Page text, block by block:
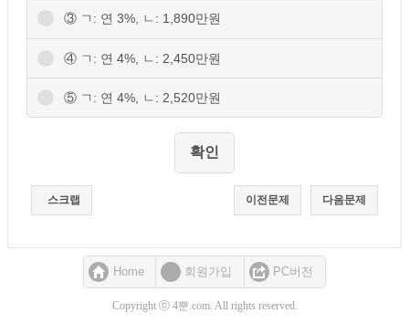
③ ㄱ: 연 3%, ㄴ: 1,890만원
④ ㄱ: 연 4%, ㄴ: 2,450만원
⑤ ㄱ: 연 4%, ㄴ: 2,520만원
스크랩 다음문제
이전문제
Home 회원가입 PC버전
Copyright ⓒ 4뿐.com. All rights reserved.